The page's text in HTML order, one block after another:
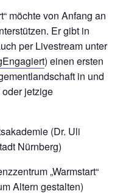
möchte von Anfang an
Er gibt in
per Livestream unter
) einen ersten
in und
jetzige
(Dr. Uli
Nürnberg)
„Warmstart“
Altern gestalten)